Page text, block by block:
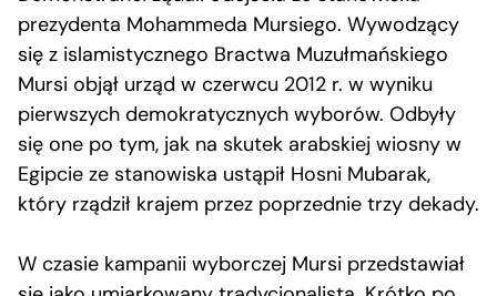
prezydenta Mohammeda Mursiego. Wywodzący
się z islamistycznego Bractwa Muzułmańskiego
Mursi objął urząd w czerwcu 2012 r. w wyniku
pierwszych demokratycznych wyborów. Odbyły
się one po tym, jak na skutek arabskiej wiosny w
Egipcie ze stanowiska ustąpił Hosni Mubarak,
który rządził krajem przez poprzednie trzy dekady.
W czasie kampanii wyborczej Mursi przedstawiał